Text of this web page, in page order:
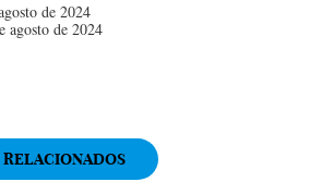
de 2024
agosto de 2024
RELACIONADOS